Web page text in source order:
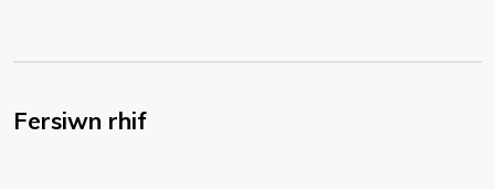
Fersiwn rhif